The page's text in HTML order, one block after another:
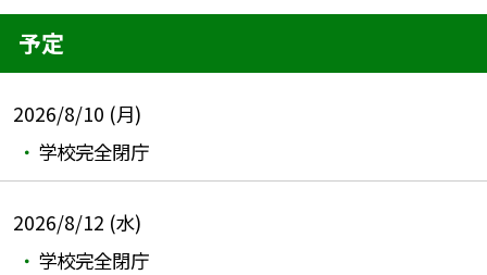
予定
2026/8/10 (月)
学校完全閉庁
2026/8/12 (水)
学校完全閉庁